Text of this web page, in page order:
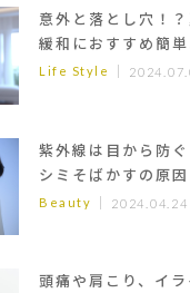
意外と落とし穴！？
緩和におすすめ簡
Life Style
紫外線は目から防
シミそばかすの原因
Beauty 2024.04.24
頭痛や肩こり、イ